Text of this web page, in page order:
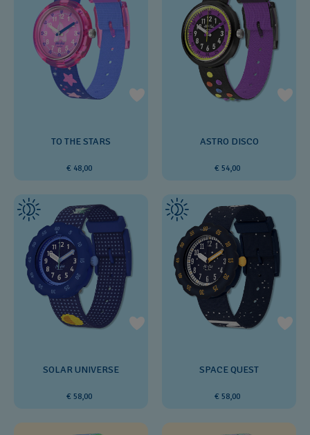
TO THE STARS
€ 48,00
ASTRO DISCO
€ 54,00
SOLAR UNIVERSE
€ 58,00
SPACE QUEST
€ 58,00